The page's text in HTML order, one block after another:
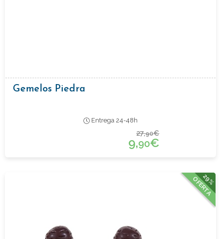
Gemelos Piedra
Entrega 24-48h
27,90€
9,90€
29%
OFERTA